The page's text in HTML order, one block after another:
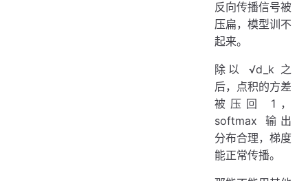
反向传播信号被
压扁，模型训不
起来。
除以 √d_k 之
后，点积的方差
被压回 1，
softmax 输出
分布合理，梯度
能正常传播。